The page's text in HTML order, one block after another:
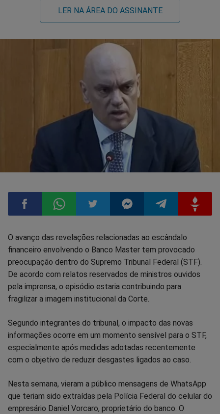
LER NA ÁREA DO ASSINANTE
Compartilhar
no
Facebook
Compartilhar
no
Whatsapp
Compartilhar
no
Twitter
Compartilhar
no
Messenger
Compartilhar
no
Telegram
no
O avanço das revelações relacionadas ao escândalo
financeiro envolvendo o Banco Master tem provocado
preocupação dentro do Supremo Tribunal Federal (STF).
De acordo com relatos reservados de ministros ouvidos
pela imprensa, o episódio estaria contribuindo para
fragilizar a imagem institucional da Corte.
Segundo integrantes do tribunal, o impacto das novas
informações ocorre em um momento sensível para o STF,
especialmente após medidas adotadas recentemente
com o objetivo de reduzir desgastes ligados ao caso.
Nesta semana, vieram a público mensagens de WhatsApp
que teriam sido extraídas pela Polícia Federal do celular do
empresário Daniel Vorcaro, proprietário do banco. O